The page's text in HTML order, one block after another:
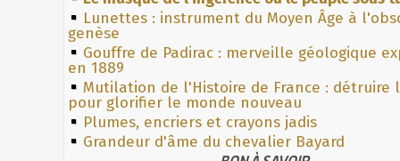
Lunettes : instrument du Moyen Âge à
genèse
Gouffre de Padirac : merveille géologique
en 1889
Mutilation de l'Histoire de France : détruire
pour glorifier le monde nouveau
Plumes, encriers et crayons jadis
Grandeur d'âme du chevalier Bayard